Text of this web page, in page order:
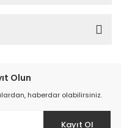
Olun
haberdar olabilirsiniz.
Kayıt Ol